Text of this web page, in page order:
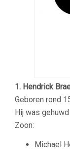
1. Hendrick
Geboren rond
Hij was
Zoon:
Michael